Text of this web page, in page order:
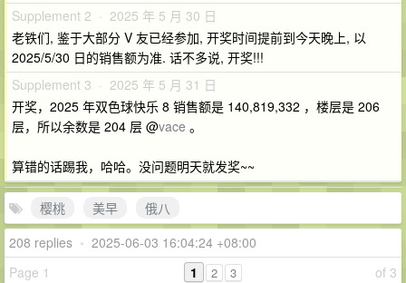
Supplement 2 · 2025 年 5 月 30 日
老铁们, 鉴于大部分 V 友已经参加, 开奖时间提前到今天晚上, 以
2025/5/30 日的销售额为准. 话不多说, 开奖!!!
Supplement 3 · 2025 年 5 月 31 日
开奖，2025 年双色球快乐 8 销售额是 140,819,332 ，楼层是 206
层，所以余数是 204 层 @vace 。
算错的话踢我，哈哈。没问题明天就发奖~~
樱桃 美早
俄八
208 replies • 2025-06-03 16:04:24 +08:00
Page 1
of 3
1 2 3